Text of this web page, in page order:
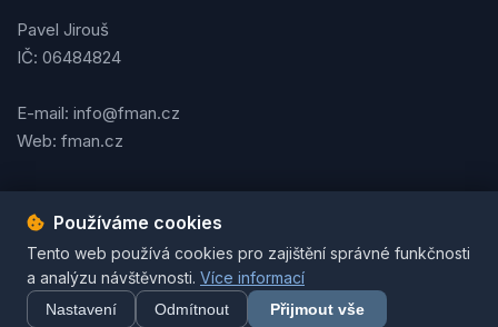
Pavel Jirouš
IČ: 06484824
E-mail: info@fman.cz
Web: fman.cz
Podmínky použitíOchrana osobních údajůCookies
© 2026 FMAN.cz. Všechna práva vyhrazena. | Vytvořil
Jirouš
Používáme cookies
Tento web používá cookies pro zajištění správné funkčnosti
a analýzu návštěvnosti. Více informací
Nastavení Odmítnout Přijmout vše